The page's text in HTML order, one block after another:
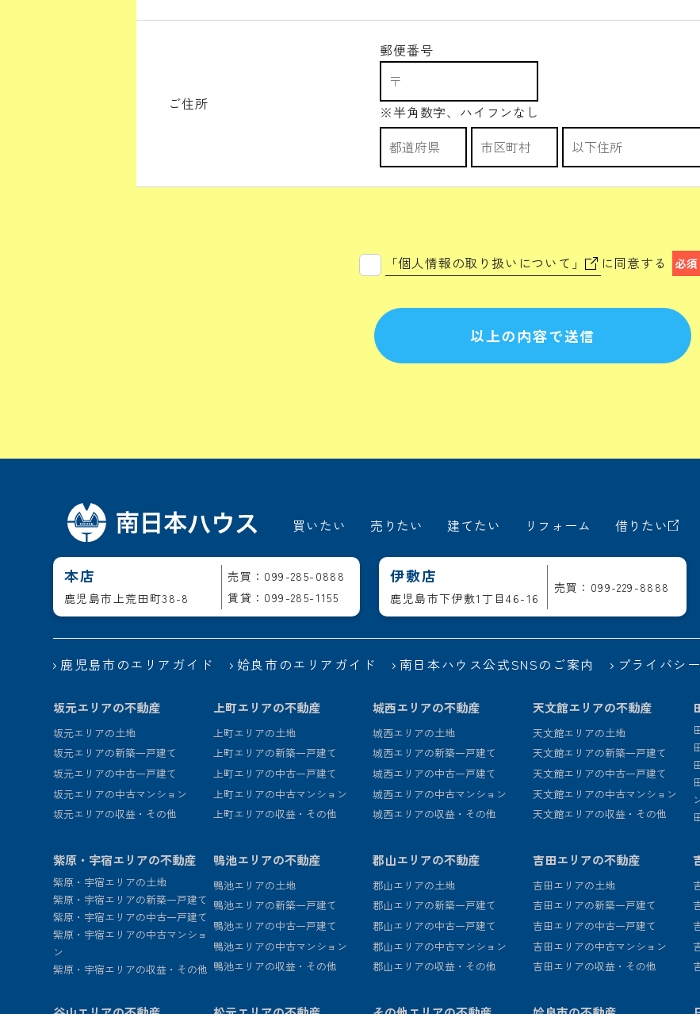
ご住所
郵便番号
※半角数字、ハイフンなし
「個人情報の取り扱いについて」 に同意する 必須
以上の内容で送信
買いたい 売りたい 建てたい リフォーム 借りたい
本店
鹿児島市上荒田町38-8
売買：099-285-0888
賃貸：099-285-1155
伊敷店
鹿児島市下伊敷1丁目46-16
売買：099-229-8888
鹿児島市のエリアガイド 姶良市のエリアガイド 南日本ハウス公式SNSのご案内 プライバシ
坂元エリアの不動産
坂元エリアの土地
坂元エリアの新築一戸建て
坂元エリアの中古一戸建て
坂元エリアの中古マンション
坂元エリアの収益・その他
上町エリアの不動産
上町エリアの土地
上町エリアの新築一戸建て
上町エリアの中古一戸建て
上町エリアの中古マンション
上町エリアの収益・その他
城西エリアの不動産
城西エリアの土地
城西エリアの新築一戸建て
城西エリアの中古一戸建て
城西エリアの中古マンション
城西エリアの収益・その他
天文館エリアの不動産
天文館エリアの土地
天文館エリアの新築一戸建て
天文館エリアの中古一戸建て
天文館エリアの中古マンション
天文館エリアの収益・その他
紫原・宇宿エリアの不動産
紫原・宇宿エリアの土地
紫原・宇宿エリアの新築一戸建て
紫原・宇宿エリアの中古一戸建て
紫原・宇宿エリアの中古マンショ
ン
紫原・宇宿エリアの収益・その他
鴨池エリアの不動産
鴨池エリアの土地
鴨池エリアの新築一戸建て
鴨池エリアの中古一戸建て
鴨池エリアの中古マンション
鴨池エリアの収益・その他
郡山エリアの不動産
郡山エリアの土地
郡山エリアの新築一戸建て
郡山エリアの中古一戸建て
郡山エリアの中古マンション
郡山エリアの収益・その他
吉田エリアの不動産
吉田エリアの土地
吉田エリアの新築一戸建て
吉田エリアの中古一戸建て
吉田エリアの中古マンション
吉田エリアの収益・その他